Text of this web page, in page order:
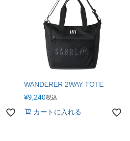
WANDERER 2WAY TOTE
¥9,240税込
カートに入れる